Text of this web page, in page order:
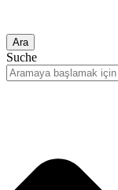
Ara
Suche